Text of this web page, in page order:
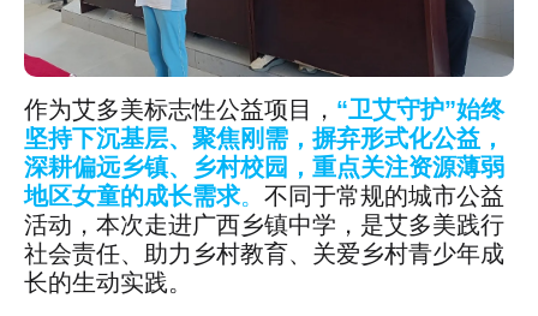
作为艾多美标志性公益项目， “卫艾守护”始终
坚持下沉基层、聚焦刚需，摒弃形式化公益，
深耕偏远乡镇、乡村校园，重点关注资源薄弱
地区女童的成长需求。 不同于常规的城市公益
活动，本次走进广西乡镇中学，是艾多美践行
社会责任、助力乡村教育、关爱乡村青少年成
长的生动实践。